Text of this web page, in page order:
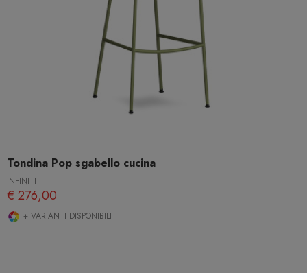
Tondina Pop sgabello cucina
INFINITI
€ 276,00
+ VARIANTI DISPONIBILI